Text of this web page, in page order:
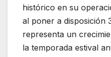
histórico en su
al poner a disposición
representa un
la temporada estival